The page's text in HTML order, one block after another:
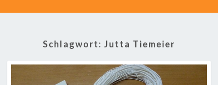
Schlagwort: Jutta Tiemeier